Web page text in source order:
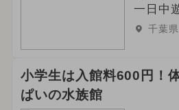
一日中
千葉
小学生は入館料600円！
ぱいの水族館